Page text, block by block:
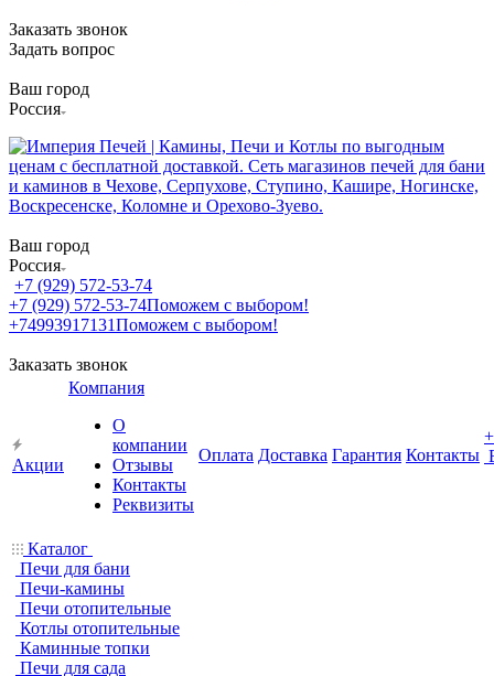
Заказать звонок
Задать вопрос
Ваш город
Россия
Ваш город
Россия
+7 (929) 572-53-74
+7 (929) 572-53-74Поможем с выбором!
+74993917131Поможем с выбором!
Заказать звонок
Акции
Компания
О
компании
Отзывы
Контакты
Реквизиты
Оплата Доставка Гарантия Контакты
+
Каталог
Печи для бани
Печи-камины
Печи отопительные
Котлы отопительные
Каминные топки
Печи для сада